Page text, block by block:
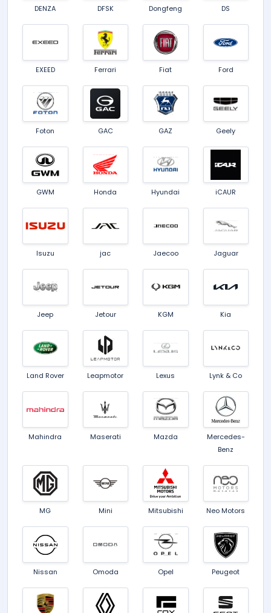
DENZA DFSK Dongfeng DS
EXEED Ferrari Fiat Ford
Foton GAC GAZ Geely
GWM Honda Hyundai iCAUR
Isuzu jac Jaecoo Jaguar
Jeep Jetour KGM Kia
Land Rover Leapmotor Lexus Lynk & Co
Mahindra Maserati Mazda
Mercedes-
Benz
MG Mini Mitsubishi Neo Motors
Nissan Omoda Opel Peugeot